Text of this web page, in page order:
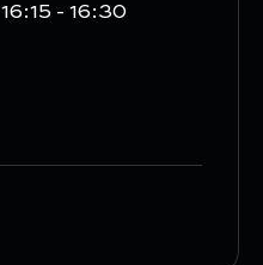
16:15 - 16:30